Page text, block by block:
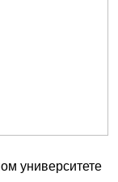
университете